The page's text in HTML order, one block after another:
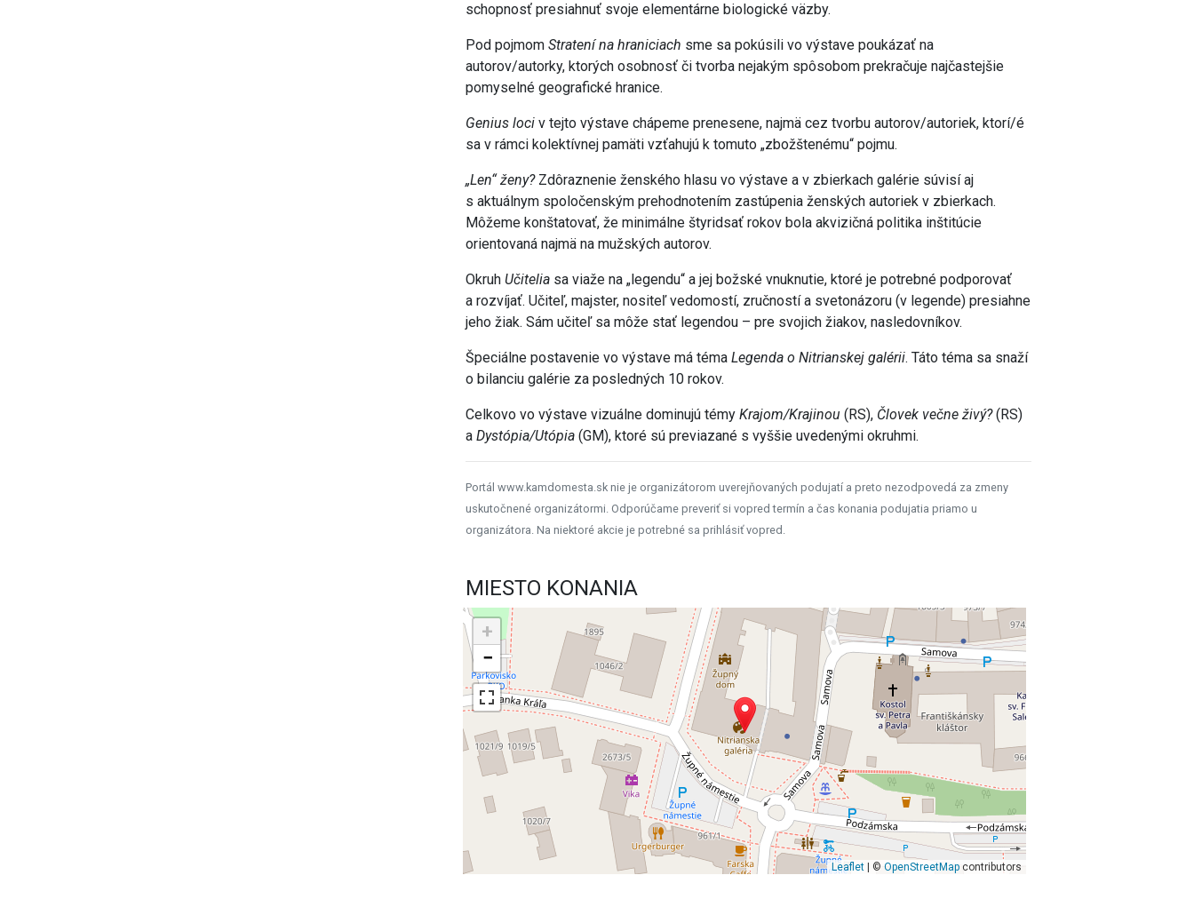
schopnosť presiahnuť svoje elementárne biologické väzby.
Pod pojmomStratení na hraniciach sme sa pokúsili vo výstave poukázať na
autorov/autorky, ktorých osobnosť či tvorba nejakým spôsobom prekračuje najčastejšie
pomyselné geografické hranice.
Genius loci v tejto výstave chápeme prenesene, najmä cez tvorbu autorov/autoriek, ktorí/é
sa v rámci kolektívnej pamäti vzťahujú k tomuto „zbožštenému“ pojmu.
„Len“ ženy?Zdôraznenie ženského hlasu vo výstave a v zbierkach galérie súvisí aj
s aktuálnym spoločenským prehodnotením zastúpenia ženských autoriek v zbierkach.
Môžeme konštatovať, že minimálne štyridsať rokov bola akvizičná politika inštitúcie
orientovaná najmä na mužských autorov.
Okruh Učitelia sa viaže na „legendu“ a jej božské vnuknutie, ktoré je potrebné podporovať
a rozvíjať. Učiteľ, majster, nositeľ vedomostí, zručností a svetonázoru (v legende) presiahne
jeho žiak. Sám učiteľ sa môže stať legendou – pre svojich žiakov, nasledovníkov.
Špeciálne postavenie vo výstave má témaLegenda o Nitrianskej galérii. Táto téma sa snaží
o bilanciu galérie za posledných 10 rokov.
Celkovo vo výstave vizuálne dominujú témyKrajom/Krajinou(RS), Človek večne živý?(RS)
aDystópia/Utópia(GM), ktoré sú previazané s vyššie uvedenými okruhmi.
Portál www.kamdomesta.sk nie je organizátorom uverejňovaných podujatí a preto nezodpovedá za zmeny
uskutočnené organizátormi. Odporúčame preveriť si vopred termín a čas konania podujatia priamo u
organizátora. Na niektoré akcie je potrebné sa prihlásiť vopred.
MIESTO KONANIA
+
−
Leaflet| © OpenStreetMapcontributors